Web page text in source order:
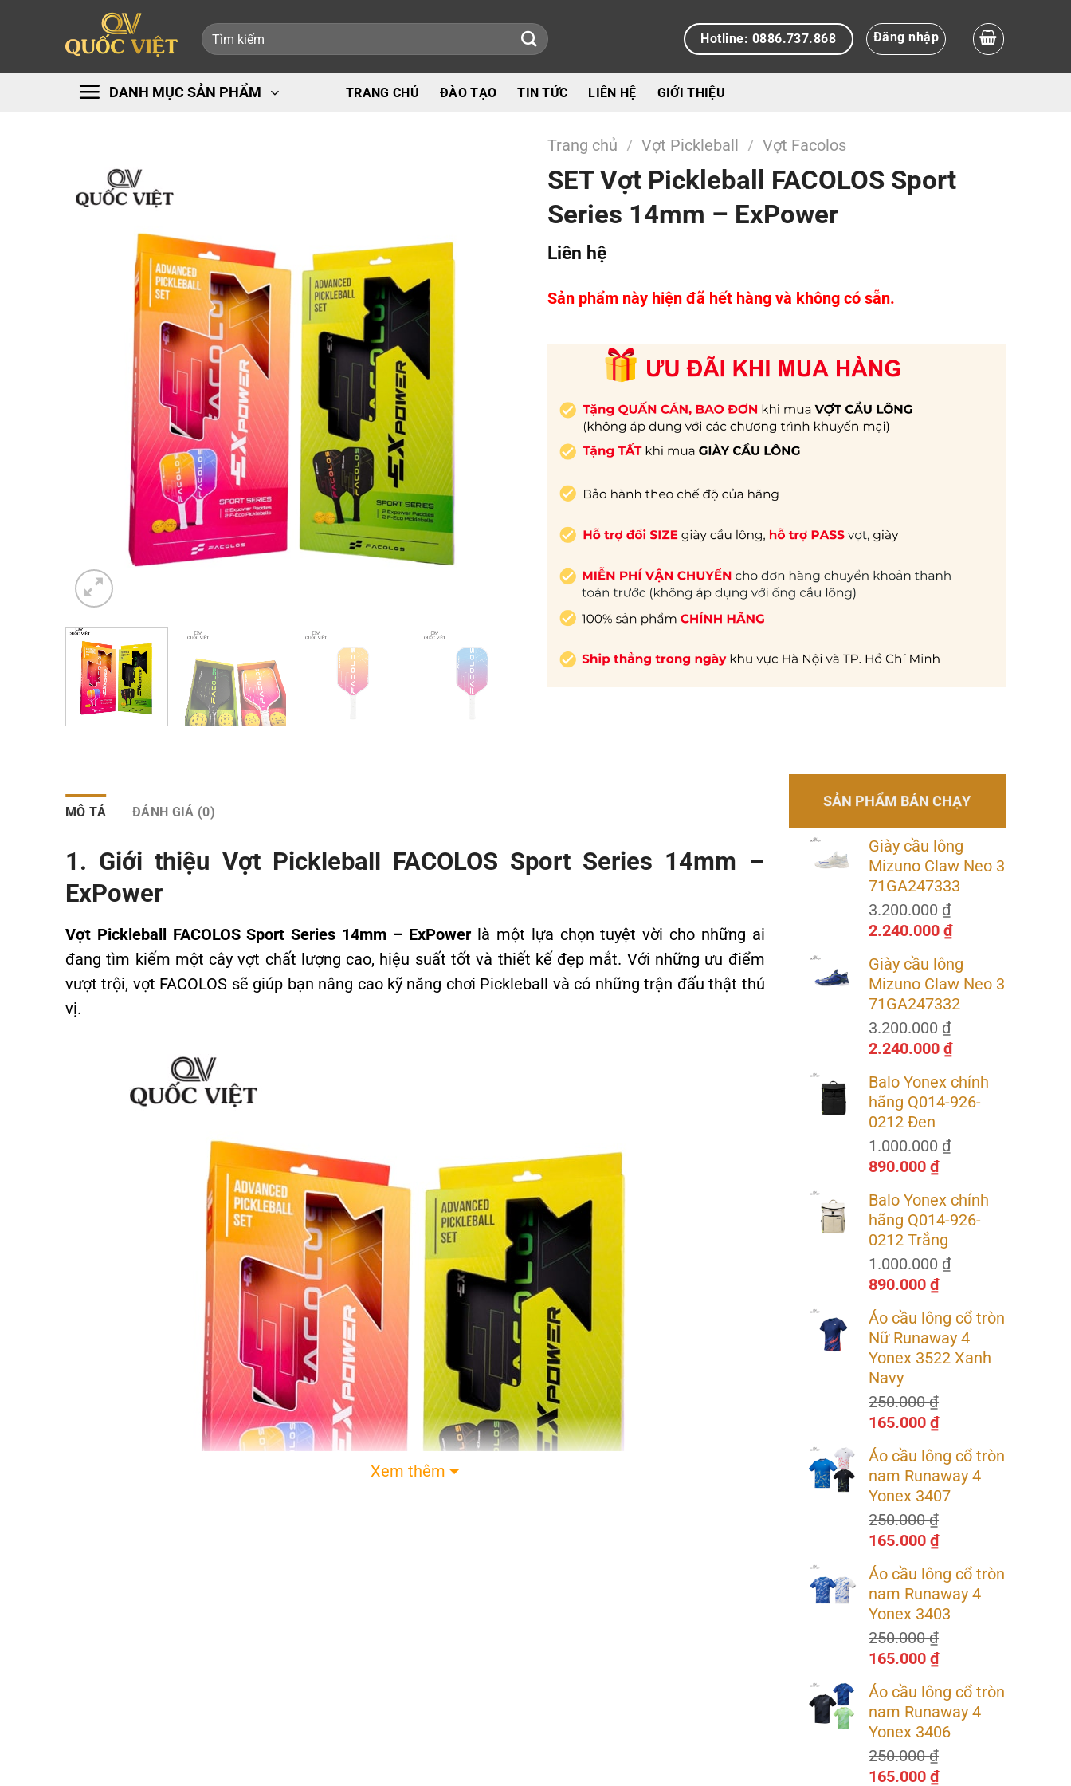
Tìm
kiếm:
Hotline: 0886.737.868 Đăng nhập
DANH MỤC SẢN PHẨM TRANG CHỦ ĐÀO TẠO TIN TỨC LIÊN HỆ GIỚI THIỆU
Trang chủ / Vợt Pickleball / Vợt Facolos
SET Vợt Pickleball FACOLOS Sport
Series 14mm – ExPower
Liên hệ
Sản phẩm này hiện đã hết hàng và không có sẵn.
MÔ TẢ ĐÁNH GIÁ (0)
1. Giới thiệu Vợt Pickleball FACOLOS Sport Series 14mm –
ExPower
Vợt Pickleball FACOLOS Sport Series 14mm – ExPower là một lựa chọn tuyệt vời cho những ai
đang tìm kiếm một cây vợt chất lượng cao, hiệu suất tốt và thiết kế đẹp mắt. Với những ưu điểm
vượt trội, vợt FACOLOS sẽ giúp bạn nâng cao kỹ năng chơi Pickleball và có những trận đấu thật thú
vị.
Xem thêm
SẢN PHẨM BÁN CHẠY
Giày cầu lông
Mizuno Claw Neo 3
71GA247333
3.200.000₫
Giá
là:
3.200.000 ₫.
2.240.000₫Giá
tại
là:
2.240.000 ₫.
Giày cầu lông
Mizuno Claw Neo 3
71GA247332
3.200.000₫
Giá
là:
3.200.000 ₫.
2.240.000₫Giá
tại
là:
Balo Yonex chính
hãng Q014-926-
0212 Đen
1.000.000₫
Giá
là:
1.000.000 ₫.
890.000₫Giá
tại
là:
890.000 ₫.
Balo Yonex chính
hãng Q014-926-
0212 Trắng
1.000.000₫
Giá
gốc
là:
1.000.000 ₫.
890.000₫Giá
tại
là:
890.000 ₫.
Áo cầu lông cổ tròn
Nữ Runaway 4
Yonex 3522 Xanh
Navy
250.000₫
Giá
gốc
là:
250.000 ₫.
165.000₫Giá
tại
là:
165.000 ₫.
Áo cầu lông cổ tròn
nam Runaway 4
Yonex 3407
250.000₫
Giá
gốc
là:
250.000 ₫.
165.000₫Giá
tại
là:
165.000 ₫.
Áo cầu lông cổ tròn
nam Runaway 4
Yonex 3403
250.000₫
Giá
gốc
là:
250.000 ₫.
165.000₫Giá
tại
là:
165.000 ₫.
Áo cầu lông cổ tròn
nam Runaway 4
Yonex 3406
250.000₫
Giá
165.000₫Giá